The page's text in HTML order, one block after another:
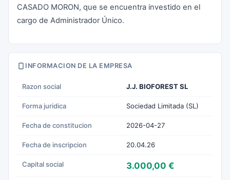
CASADO MORON, que se encuentra investido en el
cargo de Administrador Único.
INFORMACION DE LA EMPRESA
Razon social J.J. BIOFOREST SL
Forma juridica Sociedad Limitada (SL)
Fecha de constitucion 2026-04-27
Fecha de inscripcion 20.04.26
Capital social 3.000,00 €